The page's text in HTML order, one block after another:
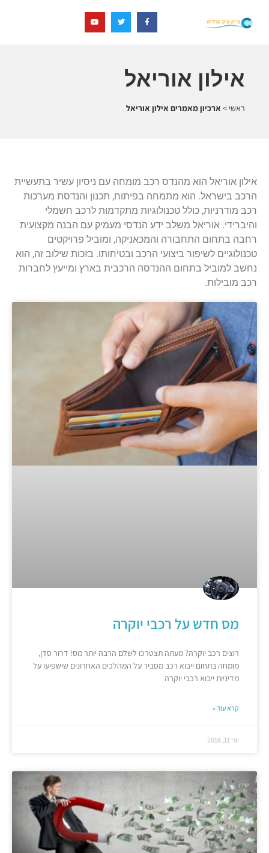
אילון אוריאל
ראשי > ארכיון מאמרים אילון אוריאל
אילון אוריאל הוא מהנדס רכב מומחה עם ניסיון עשיר בתעשיית
הרכב בישראל. הוא מתמחה בפיתוח, תכנון והנדסת מערכות
רכב מודרניות, כולל טכנולוגיות מתקדמות לרכב חשמלי
והיברידי. אוריאל משלב ידע הנדסי מעמיק עם הבנה מקצועית
רחבה בתחום התחבורה והמכאניקה, ומוביל פרויקטים
טכנולוגיים לשיפור ביצועי הרכב ובטיחותו. בזכות שילוב זה, הוא
נחשב למוביל בתחום ההנדסה הרכבית בארץ ומייעץ לחברות
רכב מובילות.
מס חדש על רכבי יוקרה
רוצים רכב יוקרה? מעתה תצטרכו לשלם הרבה יותר מס! דרור סדן,
מומחה בתחום ייבוא רכב מסביר על המהלכים האחרונים שישפיעו על
מדיניות ייבוא רכבי יוקרה
קרא עוד »
יוני 11, 2018